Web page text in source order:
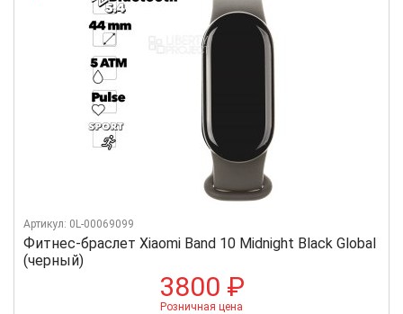
Фитнес-браслет Xiaomi Band 10 Midnight Black Global
(черный)
Артикул: 0L-00069099
3800 ₽
Розничная цена